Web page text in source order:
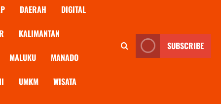
DAERAH DIGITAL
KALIMANTAN
MALUKU MANADO
UMKM WISATA
SUBSCRIBE